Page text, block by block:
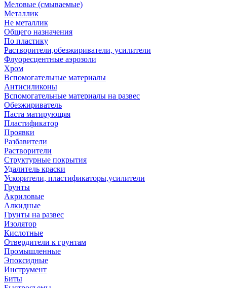
Меловые (смываемые)
Металлик
Не металлик
Общего назначения
По пластику
Растворители,обезжириватели, усилители
Флуоресцентные аэрозоли
Хром
Вспомогательные материалы
Антисиликоны
Вспомогательные материалы на развес
Обезжириватель
Паста матирующяя
Пластификатор
Проявки
Разбавители
Растворители
Структурные покрытия
Удалитель краски
Ускорители, пластификаторы,усилители
Грунты
Акриловые
Алкидные
Грунты на развес
Изолятор
Кислотные
Отвердители к грунтам
Промышленные
Эпоксидные
Инструмент
Биты